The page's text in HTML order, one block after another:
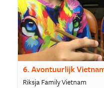
6. Avontuurlijk
Riksja Family Vietnam